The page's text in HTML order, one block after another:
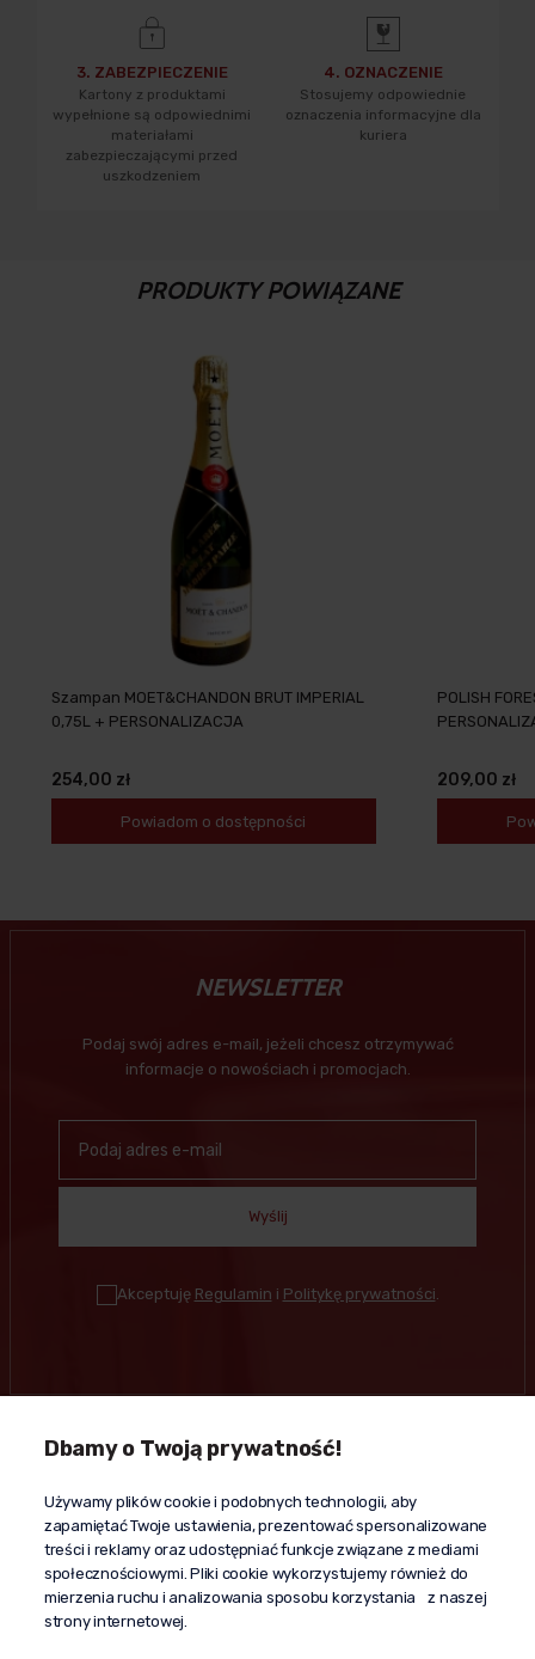
3. ZABEZPIECZENIE
Kartony z produktami
wypełnione są odpowiednimi
materiałami
zabezpieczającymi przed
uszkodzeniem
4. OZNACZENIE
Stosujemy odpowiednie
oznaczenia informacyjne dla
kuriera
PRODUKTY POWIĄZANE
Szampan MOET&CHANDON BRUT IMPERIAL
0,75L + PERSONALIZACJA
254,00 zł
Powiadom o dostępności
POLISH
209,00 zł
NEWSLETTER
Podaj swój adres e-mail, jeżeli chcesz otrzymywać
informacje o nowościach i promocjach.
Wyślij
Akceptuję Regulamin i Politykę prywatności.
Kontakt
+48 603 610 870
kontakt@propaganda24h.pl
“Propaganda"
al. Komisji Edukacji Narodowej 51/U5
02-797 Warszawa
Dbamy o Twoją prywatność!
Używamy plików cookie i podobnych technologii, aby
zapamiętać Twoje ustawienia, prezentować spersonalizowane
treści i reklamy oraz udostępniać funkcje związane z mediami
społecznościowymi. Pliki cookie wykorzystujemy również do
mierzenia ruchu i analizowania sposobu korzystania z naszej
strony internetowej.